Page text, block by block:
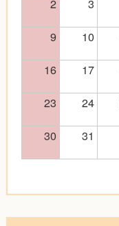
9
10
16
17
23
24
30
31